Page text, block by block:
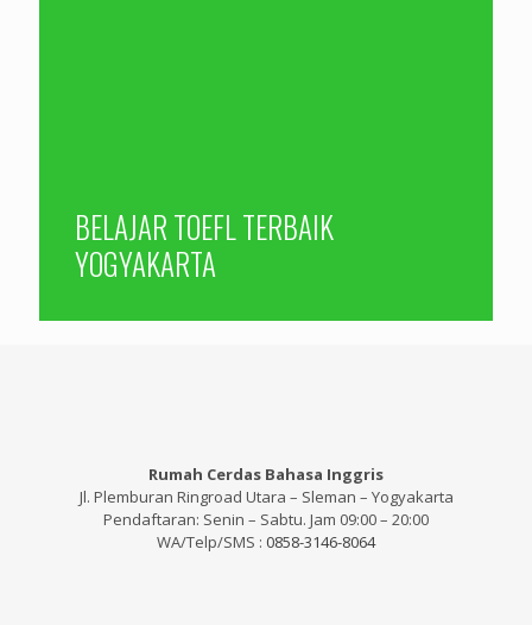
BELAJAR TOEFL TERBAIK
YOGYAKARTA
Rumah Cerdas Bahasa Inggris
Jl. Plemburan Ringroad Utara – Sleman – Yogyakarta
Pendaftaran: Senin – Sabtu. Jam 09:00 – 20:00
WA/Telp/SMS : 0858-3146-8064